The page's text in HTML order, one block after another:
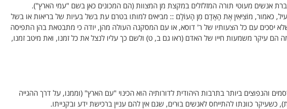
אנשים מעוטי תורה המזלזלים במקצת מן המצוות (הם המכונים כאן בשם "עמי הארץ").
כאמור, מוֹצִיאִין אֶת הָאָדָם מִן הָעוֹלָם :: מביאים למותו בטרם עת בשל בעיות של בריאות או בשל
שלא יסכים עם כל הצעותיו של ר' דוסא, או עם המסקנה העולה מהן, יודה כי מתבטאת בהן התפיסה
הם עיקר משמעות חייו של האדם (ראו גם ב, ט) ולשם כך עליו לנצל את כל זמנו, ואת מיטב זמנו,
והנפוצים ביותר בתרבות היהודית לדורותיה הוא הכינוי "עם הארץ" (וממנו, על דרך ההגייה
כשעיקר כוונתו להתייחס לאנשים בוּרים, שגם אין להם עניין ברכישת ידע ובקנייתו.